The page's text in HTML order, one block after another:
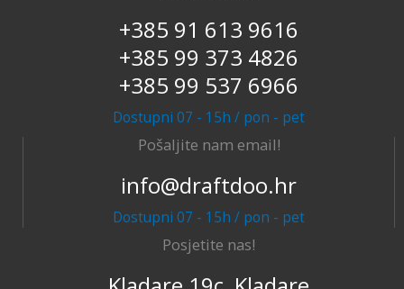
+385 91 613 9616
+385 99 373 4826
+385 99 537 6966
Dostupni 07 - 15h / pon - pet
Pošaljite nam email!
info@draftdoo.hr
Dostupni 07 - 15h / pon - pet
Posjetite nas!